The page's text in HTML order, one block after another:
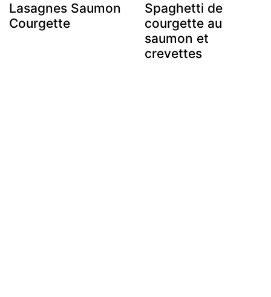
Lasagnes Saumon
Courgette
Spaghetti de
courgette au
saumon et
crevettes